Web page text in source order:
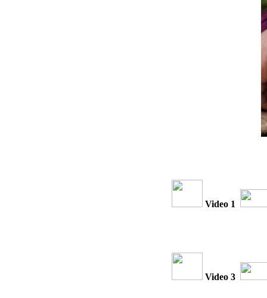
Video 1
Video 3